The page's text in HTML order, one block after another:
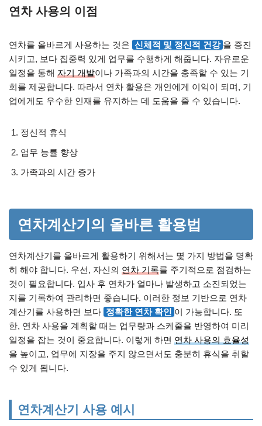
연차 사용의 이점
연차를 올바르게 사용하는 것은 신체적 및 정신적 건강 을 증진
시키고, 보다 집중력 있게 업무를 수행하게 해줍니다. 자유로운
일정을 통해 자기 개발이나 가족과의 시간을 충족할 수 있는 기
회를 제공합니다. 따라서 연차 활용은 개인에게 이익이 되며, 기
업에게도 우수한 인재를 유지하는 데 도움을 줄 수 있습니다.
정신적 휴식
업무 능률 향상
가족과의 시간 증가
연차계산기의 올바른 활용법
연차계산기를 올바르게 활용하기 위해서는 몇 가지 방법을 명확
히 해야 합니다. 우선, 자신의 연차 기록를 주기적으로 점검하는
것이 필요합니다. 입사 후 연차가 얼마나 발생하고 소진되었는
지를 기록하여 관리하면 좋습니다. 이러한 정보 기반으로 연차
계산기를 사용하면 보다 정확한 연차 확인 이 가능합니다. 또
한, 연차 사용을 계획할 때는 업무량과 스케줄을 반영하여 미리
일정을 잡는 것이 중요합니다. 이렇게 하면 연차 사용의 효율성
을 높이고, 업무에 지장을 주지 않으면서도 충분히 휴식을 취할
수 있게 됩니다.
연차계산기 사용 예시